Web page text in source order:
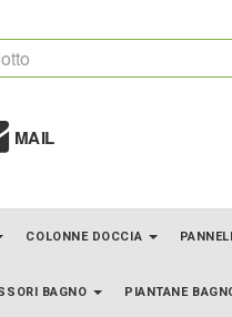
MAIL
COLONNE DOCCIA
BAGNO PIANTANE